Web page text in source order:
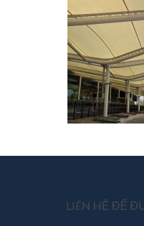
LIÊN HỆ ĐỂ